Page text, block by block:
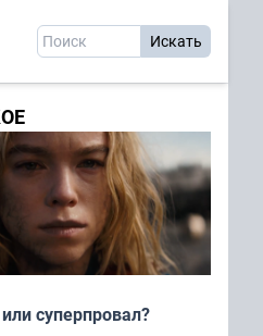
суперпровал?